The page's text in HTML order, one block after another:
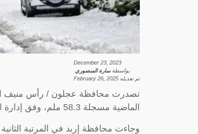
December 23, 2023
بواسطةسارة المنصوري
تم تعديله February 26, 2025
الماضية مسجلة 58.3 ملم، وفق إدارة الارصاد الجوية.